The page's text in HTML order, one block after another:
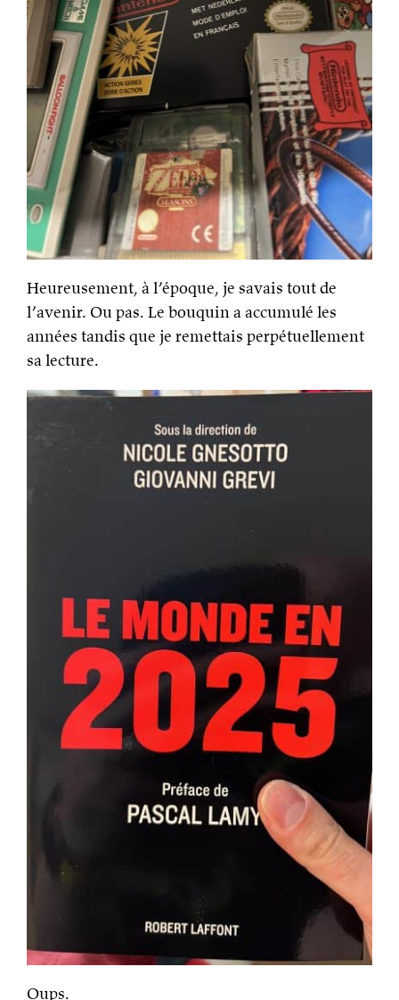
Heureusement, à l’époque, je savais tout de
l’avenir. Ou pas. Le bouquin a accumulé les
années tandis que je remettais perpétuellement
sa lecture.
Oups.